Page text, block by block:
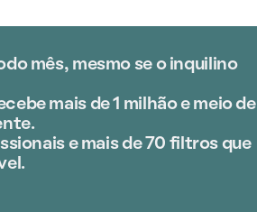
mês, mesmo se o inquilino
mais de 1 milhão e meio de
e mais de 70 filtros que